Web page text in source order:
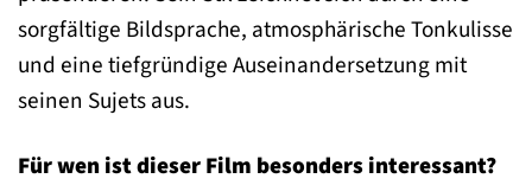
sorgfältige Bildsprache, atmosphärische Tonkulisse
und eine tiefgründige Auseinandersetzung mit
seinen Sujets aus.
Für wen ist dieser Film besonders interessant?